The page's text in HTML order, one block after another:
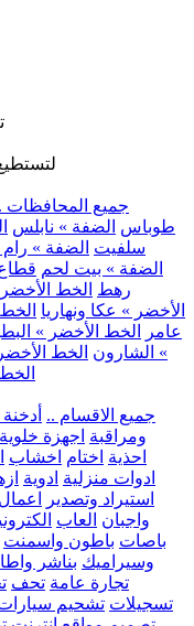
.. جميع المحافظات
طوباس الضفة » نابلس
سلفيت الضفة » رام
الضفة » بيت لحم
رهط الخط
الأخضر » عكا ونهاريا
عامر
الخط الأخضر »
» الشارون الخط
.. جميع الاقسام ..
ومراقبة اجهزة خلوية
احذية اختام اخشاب
ادوات منزلية ادوية
استيراد وتصدير
واجبان العاب
باصات باطون واسمنت
وسيراميك بناشر
تجارة عامة تحف
تسجيلات تشحيم